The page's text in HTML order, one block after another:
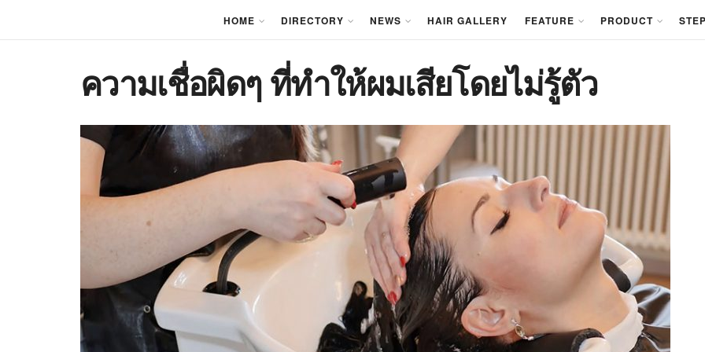
HOME DIRECTORY NEWS HAIR GALLERY FEATURE PRODUCT
ความเชื่อผิดๆ ที่ทำให้ผมเสียโดยไม่รู้ตัว